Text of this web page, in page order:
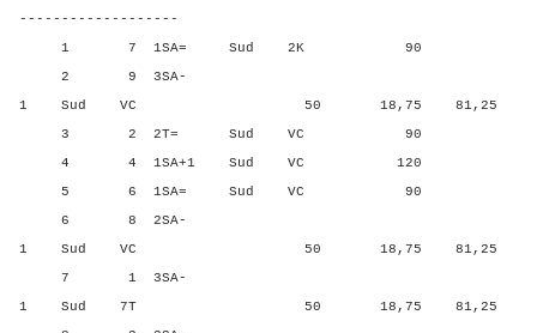
-------------------
1 7 1SA= Sud 2K 90
2 9 3SA-
1 Sud VC 50 18,75 81,25
3 2 2T= Sud VC 90
4 4 1SA+1 Sud VC 120
5 6 1SA= Sud VC 90
6 8 2SA-
1 Sud VC 50 18,75 81,25
7 1 3SA-
1 Sud 7T 50 18,75 81,25